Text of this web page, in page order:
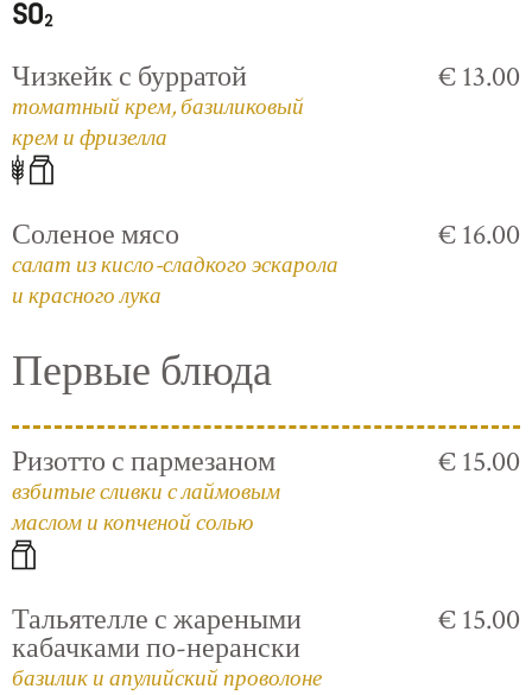
Чизкейк с бурратой
томатный крем, базиликовый
крем и фризелла
€ 13.00
Соленое мясо
салат из кисло-сладкого эскарола
и красного лука
€ 16.00
Первые блюда
Ризотто с пармезаном
взбитые сливки с лаймовым
маслом и копченой солью
€ 15.00
Тальятелле с жареными
кабачками по-нерански
базилик и апулийский проволоне
€ 15.00